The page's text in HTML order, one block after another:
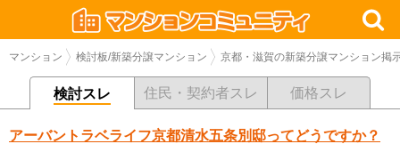
マンション 検討板/新築分譲マンション 京都・滋賀の新築分譲マンション掲
検討スレ 住民・契約者スレ 価格スレ
アーバントラベライフ京都清水五条別邸ってどうですか？